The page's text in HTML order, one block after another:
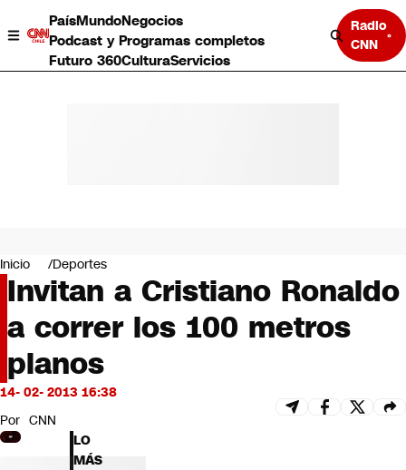
PaísMundoNegocios
Podcast y Programas completos
Futuro 360CulturaServicios
Radio
CNN
Negocios
Deportes
Programas completos
Cultura
Servicios
Bits
CNN tiempo
Futuro 360
Opinión
Inicio Deportes
Invitan a Cristiano Ronaldo
a correr los 100 metros
planos
14- 02- 2013 16:38
Por CNN
LO
MÁS